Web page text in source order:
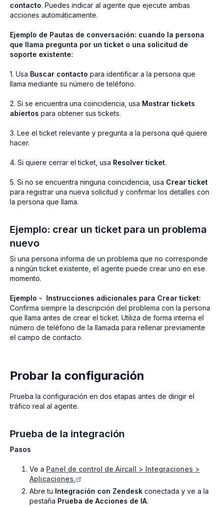
contacto. Puedes indicar al agente que ejecute ambas
acciones automáticamente.
Ejemplo de Pautas de conversación: cuando la persona
que llama pregunta por un ticket o una solicitud de
soporte existente:
1. Usa Buscar contacto para identificar a la persona que
llama mediante su número de teléfono.
2. Si se encuentra una coincidencia, usa Mostrar tickets
abiertos para obtener sus tickets.
3. Lee el ticket relevante y pregunta a la persona qué quiere
hacer.
4. Si quiere cerrar el ticket, usa Resolver ticket.
5. Si no se encuentra ninguna coincidencia, usa Crear ticket
para registrar una nueva solicitud y confirmar los detalles con
la persona que llama.
Ejemplo: crear un ticket para un problema
nuevo
Si una persona informa de un problema que no corresponde
a ningún ticket existente, el agente puede crear uno en ese
momento.
Ejemplo - Instrucciones adicionales para Crear ticket:
Confirma siempre la descripción del problema con la persona
que llama antes de crear el ticket. Utiliza de forma interna el
número de teléfono de la llamada para rellenar previamente
el campo de contacto.
Probar la configuración
Prueba la configuración en dos etapas antes de dirigir el
tráfico real al agente.
Prueba de la integración
Pasos
Ve a Panel de control de Aircall > Integraciones >
Aplicaciones.
Abre tu Integración con Zendesk conectada y ve a la
pestaña Prueba de Acciones de IA.